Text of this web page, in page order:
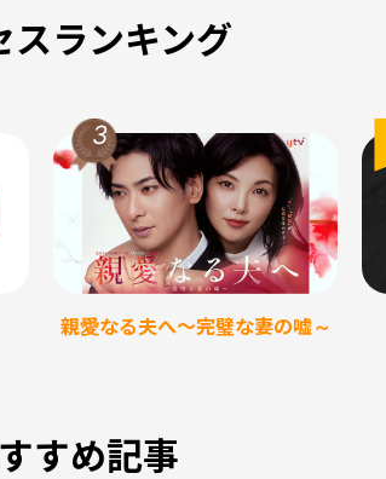
ランキング
親愛なる夫へ～完璧な妻の嘘～
すめ記事